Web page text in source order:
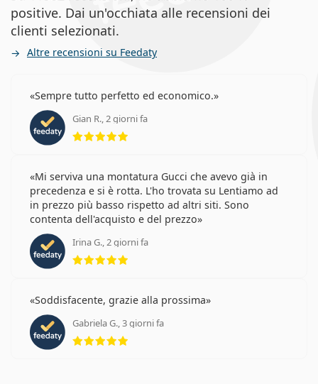
positive. Dai un'occhiata alle recensioni dei
clienti selezionati.
Altre recensioni su Feedaty
Sempre tutto perfetto ed economico.
Gian R., 2 giorni fa
Mi serviva una montatura Gucci che avevo già in
precedenza e si è rotta. L'ho trovata su Lentiamo ad
in prezzo più basso rispetto ad altri siti. Sono
contenta dell'acquisto e del prezzo
Irina G., 2 giorni fa
Soddisfacente, grazie alla prossima
Gabriela G., 3 giorni fa
valutazione 5 di 5